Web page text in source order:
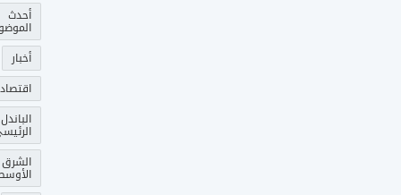
أحدث
أخبار
اقتصاد
الباندل
الشرق